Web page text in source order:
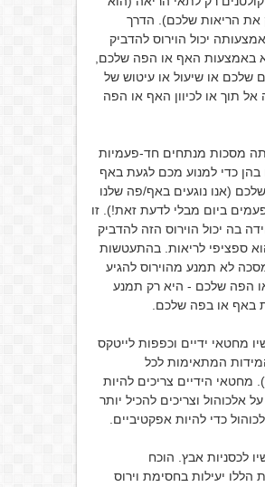
את הריאות שלכם). הדרך
יכול הוירוס להדביק
באמצעות האף או הפה שלכם,
שלכם או שיעול או עיטוש של
תוך או לכיוון האף או הפה
עתה מסכות מנתחים חד-פעמיות
כדי למנוע מכם לגעת באף
(אנו נוגעים באף/פה שלנו
ביום מבלי לדעת זאת!). זו
בה יכול הוירוס הזה להדביק
ספציפי לריאות. בהתעטשות
לא תמנע מהוירוס להגיע
הפה שלכם - היא רק תמנע
באף או בפה שלכם.
מחטאי ידיים וכפפות לייטקס
המתאימות לכל
הידיים צריכים להיות
אלכוהול וצריכים להכיל יותר
לכסניות אבץ. הוכח
הללו יעילות בחסימת וירוס